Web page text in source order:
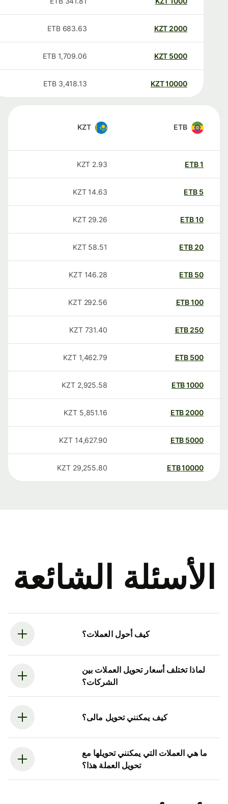
2000
KZT
683.63
ETB
5000
KZT
1,709.06
ETB
10000
KZT
3,418.13
ETB
ETB
KZT
ETB
2.93
KZT
ETB
14.63
KZT
ETB
29.26
KZT
20
ETB
58.51
KZT
50
ETB
146.28
KZT
100
ETB
292.56
KZT
250
ETB
731.40
KZT
500
ETB
1,462.79
KZT
1000
ETB
2,925.58
KZT
2000
ETB
5,851.16
KZT
5000
ETB
14,627.90
KZT
10000
ETB
29,255.80
KZT
الأسئلة الشائعة
كيف أحول العملات؟
لماذا تختلف أسعار تحويل العملات بين
الشركات؟
كيف يمكنني تحويل مالى؟
ما هي العملات التي يمكنني تحويلها مع
تحويل العملة هذا؟